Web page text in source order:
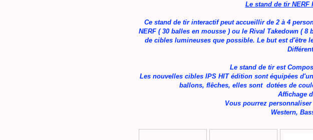
Le stand de tir NERF
Ce stand de tir interactif peut accueillir de 2 à 4
NERF ( 30 balles en mousse ) ou le Rival Takedown ( 8
de cibles lumineuses que possible. Le but est d'être
Le stand de tir est
Les nouvelles cibles IPS HIT édition sont équipées
ballons, flêches, elles sont dotées de
Affichage
Vous pourrez
Western,